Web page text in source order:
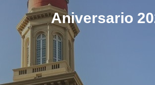
Aniversario